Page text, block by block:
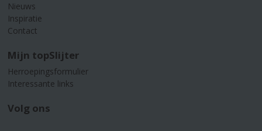
Nieuws
Inspiratie
Contact
Mijn topSlijter
Herroepingsformulier
Interessante links
Volg ons